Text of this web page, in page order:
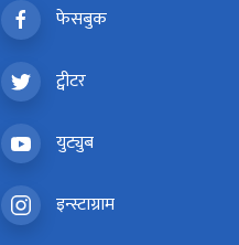
फेसबुक
ट्वीटर
युट्युब
इन्स्टाग्राम